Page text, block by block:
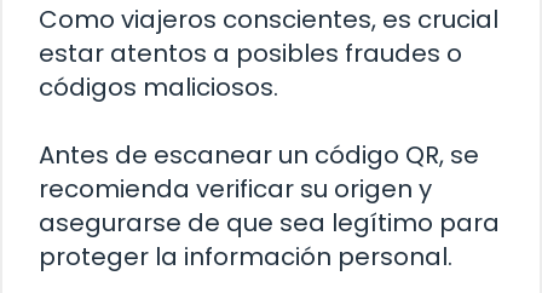
Como viajeros conscientes, es crucial
estar atentos a posibles fraudes o
códigos maliciosos.
Antes de escanear un código QR, se
recomienda verificar su origen y
asegurarse de que sea legítimo para
proteger la información personal.